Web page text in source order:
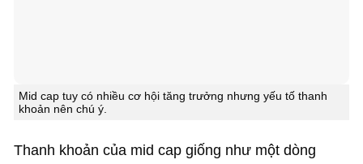
Mid cap tuy có nhiều cơ hội tăng trưởng nhưng yếu tố thanh
khoản nên chú ý.
Thanh khoản của mid cap giống như một dòng